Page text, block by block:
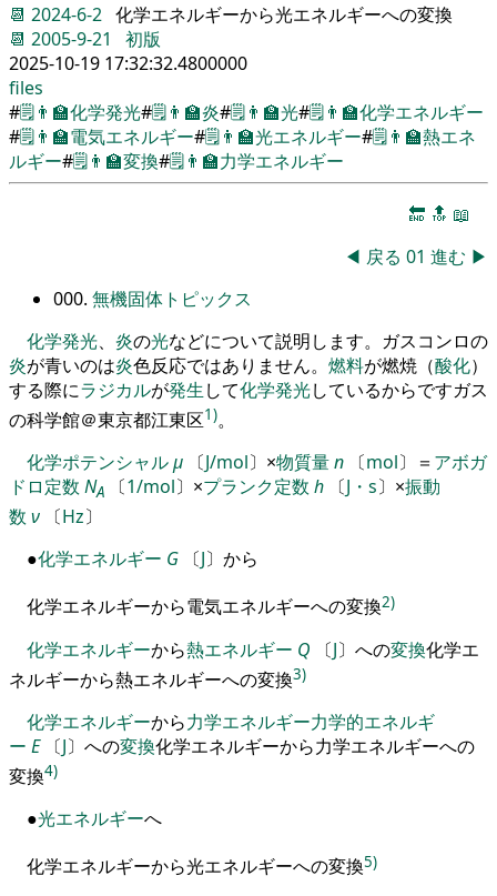
📆 2024-6-2 化学エネルギーから光エネルギーへの変換
📆 2005-9-21
初版
2025-10-19 17:32:32.4800000
files
#🗒️👨‍🏫化学発光#🗒️👨‍🏫炎#🗒️👨‍🏫光#🗒️👨‍🏫化学エネルギー
#🗒️👨‍🏫電気エネルギー#🗒️👨‍🏫光エネルギー#🗒️👨‍🏫熱エネ
ルギー#🗒️👨‍🏫変換#🗒️👨‍🏫力学エネルギー
🔚 🔝 📖
◀ 戻る 01 進む ▶
000. 無機固体トピックス
化学発光、 炎の光などについて説明します。 ガスコンロの
炎が青いのは炎色反応ではありません。 燃料が燃焼 （酸化）
する際にラジカルが発生して化学発光しているからですガス
の科学館＠東京都江東区1)。
化学ポテンシャルμ 〔J/mol〕 ×物質量n 〔mol〕 ＝ アボガ
ドロ定数 NA 〔1/mol〕 ×プランク定数 h 〔J・s〕 ×振動
数 ν 〔Hz〕
●化学エネルギー G 〔J〕 から
化学エネルギーから電気エネルギーへの変換2)
化学エネルギーから熱エネルギー Q 〔J〕 への変換化学エ
ネルギーから熱エネルギーへの変換3)
化学エネルギーから力学エネルギー力学的エネルギ
ー E〔J〕 への変換化学エネルギーから力学エネルギーへの
変換4)
●光エネルギーへ
化学エネルギーから光エネルギーへの変換5)